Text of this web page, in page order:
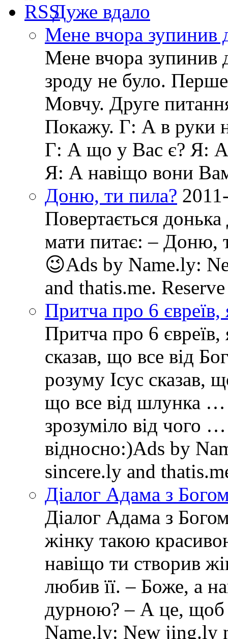
Дуже вдало
Мене вчора зупинив
Мене вчора зупинив
зроду не було.
Мовчу. Друге
Покажу. Г: А в руки
Г: А що у Вас є? Я:
Я: А навіщо вони
Доню, ти пила?
Повертається
мати питає: – Доню,
😉Ads by Name.ly:
and thatis.me.
Притча про 6 євреїв,
Притча про 6 євреїв,
сказав, що все від
розуму Ісус сказав,
що все від шлунка
зрозуміло від чого
відносно:)Ads by
sincere.ly and
Діалог Адама з
Діалог Адама з
жінку такою
навіщо ти створив
любив її. – Боже, а
дурною? – А це, щоб
Name.ly: New jing.ly